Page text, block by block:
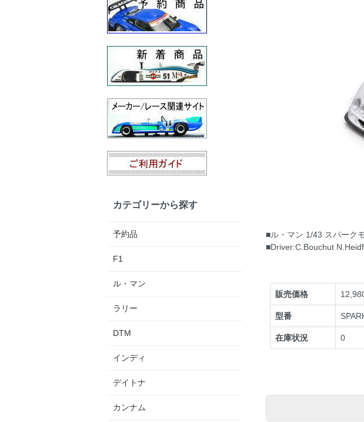
■ル・マン 1/43 スパーク
■Driver:C.Bouchut
販売価格
型番
在庫状況 0
カテゴリーから探す
予約品
F1
ル・マン
ラリー
DTM
インディ
デイトナ
カンナム